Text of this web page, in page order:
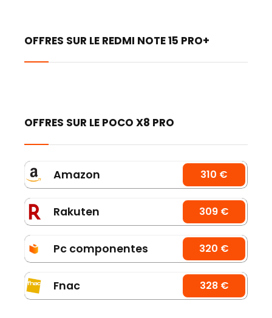
OFFRES SUR LE REDMI NOTE 15 PRO+
OFFRES SUR LE POCO X8 PRO
Amazon 310 €
Rakuten 309 €
Pc componentes 320 €
Fnac 328 €